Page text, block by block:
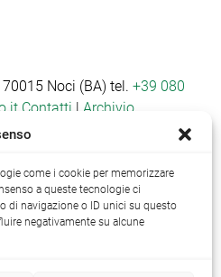
70015 Noci (BA) tel.+39 080
Contatti | Archivio
come i cookie per memorizzare
a queste tecnologie ci
di navigazione o ID unici su questo
negativamente su alcune